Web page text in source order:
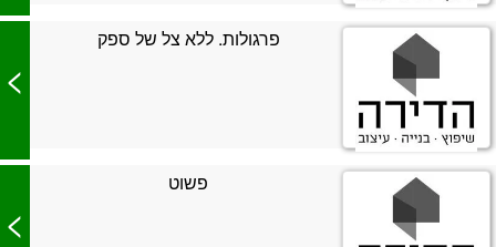
פרגולות. ללא צל של ספק
>
פשוט
>